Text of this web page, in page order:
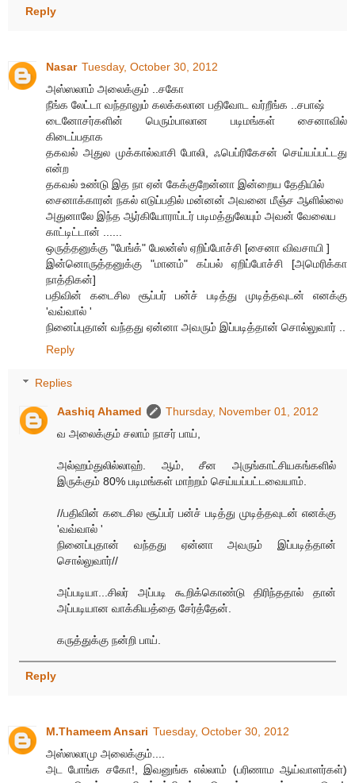
Reply
Nasar Tuesday, October 30, 2012
அஸ்ஸலாம் அலைக்கும் ..சகோ
நீங்க லேட்டா வந்தாலும் கலக்கலான பதிவோட வர்றீங்க ..சபாஷ்
டைனோசர்களின் பெரும்பாலான படிமங்கள் சைனாவில்
கிடைப்பதாக
தகவல் அதுல முக்கால்வாசி போலி, ஃபெப்ரிகேசன் செய்யப்பட்டது
என்ற
தகவல் உண்டு இத நா ஏன் கேக்குறேன்னா இன்றைய தேதியில்
சைனாக்காரன் நகல் எடுப்பதில் மன்னன் அவனை மீஞ்ச ஆளில்லை
அதுனாலே இந்த ஆர்கியோராப்டர் படிமத்துலேயும் அவன் வேலைய
காட்டிட்டான் ......
ஒருத்தனுக்கு "பேங்க்" பேலன்ஸ் ஏறிப்போச்சி [சைனா விவசாயி ]
இன்னொருத்தனுக்கு "மானம்" கப்பல் ஏறிப்போச்சி [அமெரிக்கா
நாத்திகன்]
பதிவின் கடைசில சூப்பர் பன்ச் படித்து முடித்தவுடன் எனக்கு
'வவ்வால் '
நினைப்புதான் வந்தது ஏன்னா அவரும் இப்படித்தான் சொல்லுவார் ..
Reply
Replies
Aashiq Ahamed
Thursday, November 01, 2012
வ அலைக்கும் சலாம் நாசர் பாய்,
அல்ஹம்துலில்லாஹ். ஆம், சீன அருங்காட்சியகங்களில்
இருக்கும் 80% படிமங்கள் மாற்றம் செய்யப்பட்டவையாம்.
//பதிவின் கடைசில சூப்பர் பன்ச் படித்து முடித்தவுடன் எனக்கு
'வவ்வால் '
நினைப்புதான் வந்தது ஏன்னா அவரும் இப்படித்தான்
சொல்லுவார்//
அப்படியா...சிலர் அப்படி கூறிக்கொண்டு திரிந்ததால் தான்
அப்படியான வாக்கியத்தை சேர்த்தேன்.
கருத்துக்கு நன்றி பாய்.
Reply
M.Thameem Ansari Tuesday, October 30, 2012
அஸ்ஸலாமு அலைக்கும்....
அட போங்க சகோ!, இவனுங்க எல்லாம் (பரிணாம ஆய்வாளர்கள்)